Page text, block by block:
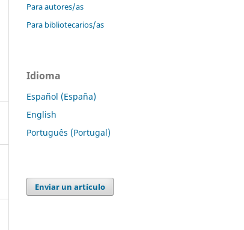
Para autores/as
Para bibliotecarios/as
Idioma
Español (España)
English
Português (Portugal)
Enviar un artículo